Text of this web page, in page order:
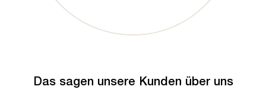
Das sagen unsere Kunden über uns